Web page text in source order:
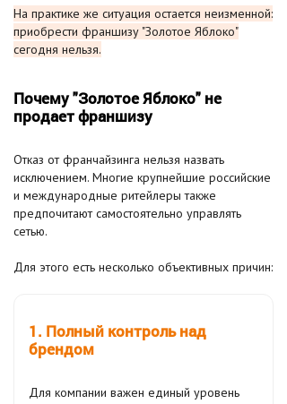
На практике же ситуация остается неизменной:
приобрести франшизу "Золотое Яблоко"
сегодня нельзя.
Почему "Золотое Яблоко" не
продает франшизу
Отказ от франчайзинга нельзя назвать
исключением. Многие крупнейшие российские
и международные ритейлеры также
предпочитают самостоятельно управлять
сетью.
Для этого есть несколько объективных причин:
1. Полный контроль над
брендом
Для компании важен единый уровень